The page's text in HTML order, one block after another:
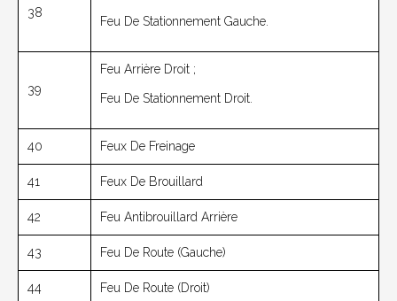
38
Feu De Stationnement Gauche.
39
Feu Arrière Droit ;
Feu De Stationnement Droit.
40 Feux De Freinage
41 Feux De Brouillard
42 Feu Antibrouillard Arrière
43 Feu De Route (gauche)
44 Feu De Route (droit)